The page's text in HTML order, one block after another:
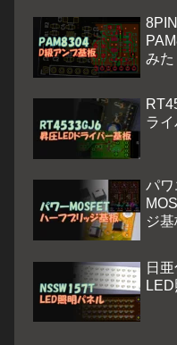
みた
ラ
パ
ジ
日